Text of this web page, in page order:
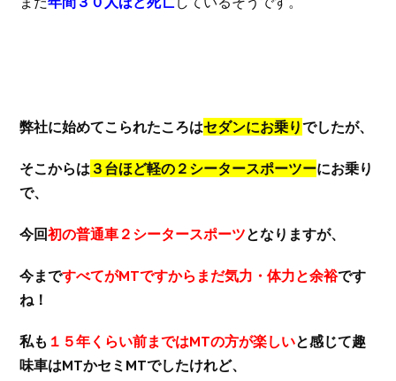
弊社に始めてこられたころはセダンにお乗りでしたが、
そこからは ３台ほど軽の２シータースポーツーにお乗り
で、
今回初の普通車２シータースポーツとなりますが、
今まですべてがMTですからまだ気力・体力と余裕です
ね！
私も １５年くらい前まではMTの方が楽しいと感じて趣
味車はMTかセミMTでしたけれど、